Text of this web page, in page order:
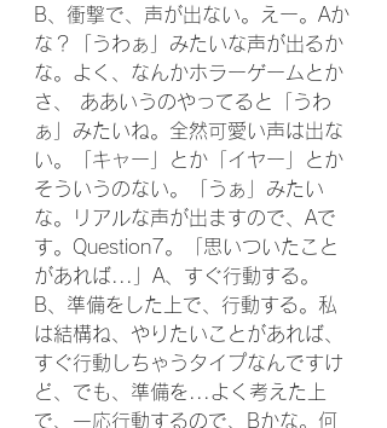
B、衝撃で、声が出ない。えー。Aか
な？「うわぁ」みたいな声が出るか
な。よく、なんかホラーゲームとか
さ、 ああいうのやってると「うわ
ぁ」みたいね。全然可愛い声は出な
い。「キャー」とか「イヤー」とか
そういうのない。「うぁ」みたい
な。リアルな声が出ますので、Aで
す。Question7。「思いついたこと
があれば...」A、すぐ行動する。
B、準備をした上で、行動する。私
は結構ね、やりたいことがあれば、
すぐ行動しちゃうタイプなんですけ
ど、でも、準備を...よく考えた上
で、一応行動するので、Bかな。何